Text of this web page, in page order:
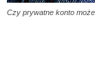
Czy prywatne konto